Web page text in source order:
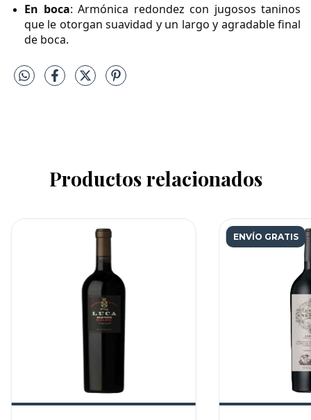
En boca: Armónica redondez con jugosos taninos
que le otorgan suavidad y un largo y agradable final
de boca.
Productos relacionados
ENVÍO GRATIS